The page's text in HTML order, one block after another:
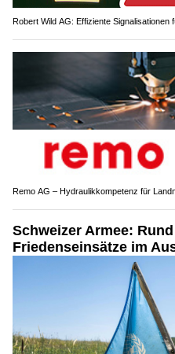
Robert Wild AG: Effiziente
Remo AG – Hydraulikkompetenz für
Schweizer Armee:
Friedenseinsätze im